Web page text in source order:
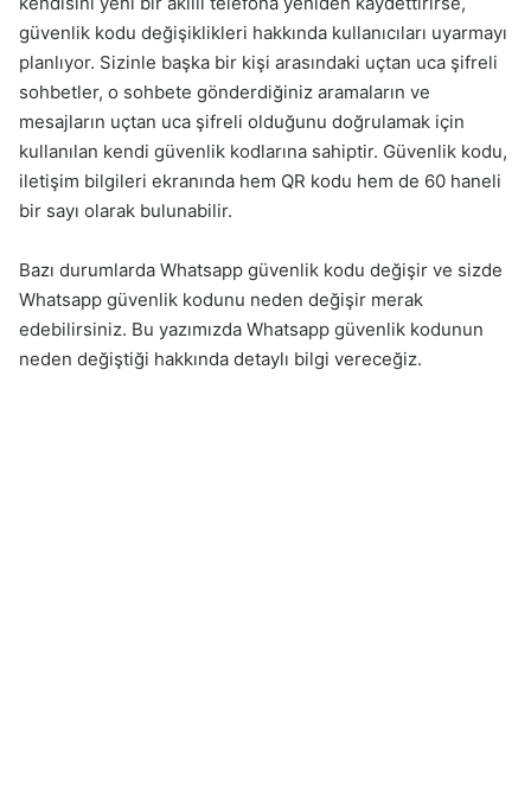
güvenlik kodu değişiklikleri hakkında kullanıcıları uyarmayı
planlıyor. Sizinle başka bir kişi arasındaki uçtan uca şifreli
sohbetler, o sohbete gönderdiğiniz aramaların ve
mesajların uçtan uca şifreli olduğunu doğrulamak için
kullanılan kendi güvenlik kodlarına sahiptir. Güvenlik kodu,
iletişim bilgileri ekranında hem QR kodu hem de 60 haneli
bir sayı olarak bulunabilir.
Bazı durumlarda Whatsapp güvenlik kodu değişir ve sizde
Whatsapp güvenlik kodunu neden değişir merak
edebilirsiniz. Bu yazımızda Whatsapp güvenlik kodunun
neden değiştiği hakkında detaylı bilgi vereceğiz.